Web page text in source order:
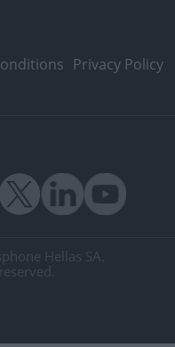
Privacy Policy
Hellas SA.